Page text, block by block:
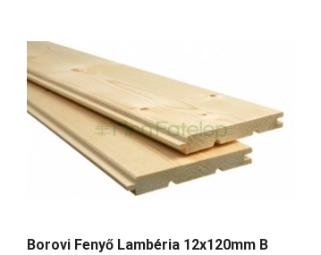
Borovi Fenyő Lambéria 12x120mm B